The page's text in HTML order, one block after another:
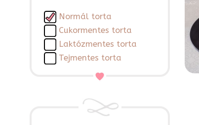
Normál torta
Cukormentes torta
Laktózmentes torta
Tejmentes torta